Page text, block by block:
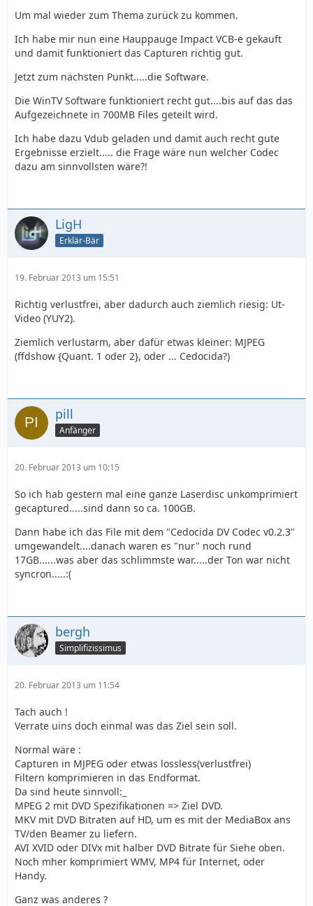
Um mal wieder zum Thema zurück zu kommen.
Ich habe mir nun eine Hauppauge Impact VCB-e gekauft
und damit funktioniert das Capturen richtig gut.
Jetzt zum nächsten Punkt.....die Software.
Die WinTV Software funktioniert recht gut....bis auf das das
Aufgezeichnete in 700MB Files geteilt wird.
Ich habe dazu Vdub geladen und damit auch recht gute
Ergebnisse erzielt..... die Frage wäre nun welcher Codec
dazu am sinnvollsten wäre?!
LigH
Erklär-Bär
19. Februar 2013 um 15:51
Richtig verlustfrei, aber dadurch auch ziemlich riesig: Ut-
Video (YUY2).
Ziemlich verlustarm, aber dafür etwas kleiner: MJPEG
(ffdshow {Quant. 1 oder 2}, oder ... Cedocida?)
pill
Anfänger
20. Februar 2013 um 10:15
So ich hab gestern mal eine ganze Laserdisc unkomprimiert
gecaptured.....sind dann so ca. 100GB.
Dann habe ich das File mit dem "Cedocida DV Codec v0.2.3"
umgewandelt....danach waren es "nur" noch rund
17GB......was aber das schlimmste war.....der Ton war nicht
syncron.....:(
bergh
Simplifizissimus
20. Februar 2013 um 11:54
Tach auch !
Verrate uins doch einmal was das Ziel sein soll.
Normal wäre :
Capturen in MJPEG oder etwas lossless(verlustfrei)
Filtern komprimieren in das Endformat.
Da sind heute sinnvoll:_
MPEG 2 mit DVD Spezifikationen => Ziel DVD.
MKV mit DVD Bitraten auf HD, um es mit der MediaBox ans
TV/den Beamer zu liefern.
AVI XVID oder DIVx mit halber DVD Bitrate für Siehe oben.
Noch mher komprimiert WMV, MP4 für Internet, oder
Handy.
Ganz was anderes ?